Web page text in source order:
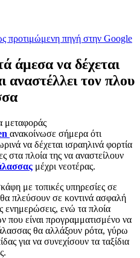
προτιμώμενη πηγή στην Google
άμεσα να δέχεται
αναστέλλει τον πλου
μεταφοράς
ανακοίνωσε σήμερα ότι
να δέχεται ισραηλινά φορτία
στα πλοία της να αναστείλουν
μέχρι νεοτέρας.
με τοπικές υπηρεσίες σε
πλεύσουν σε κοντινά ασφαλή
ενημερώσεις, ενώ τα πλοία
που είναι προγραμματισμένο να
θα αλλάξουν ρότα, γύρω
για να συνεχίσουν τα ταξίδια